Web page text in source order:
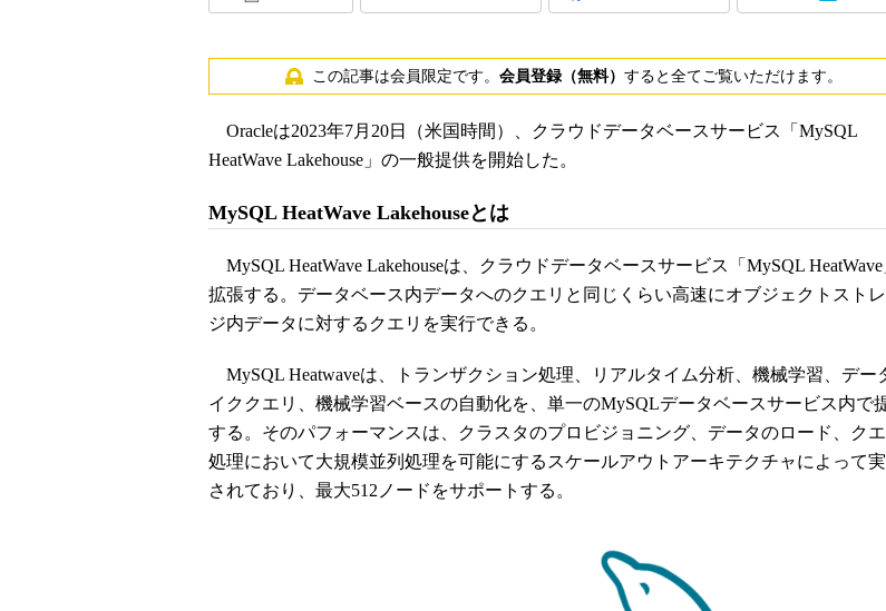
この記事は会員限定です。 会員登録（無料） すると全てご覧いただけます。
Oracleは2023年7月20日（米国時間）、クラウドデータベースサービス「MySQL
HeatWave Lakehouse」の一般提供を開始した。
MySQL HeatWave Lakehouseとは
MySQL HeatWave Lakehouseは、クラウドデータベースサービス「MySQL
拡張する。データベース内データへのクエリと同じくらい高速にオブジェクトスト
ジ内データに対するクエリを実行できる。
MySQL Heatwaveは、トランザクション処理、リアルタイム分析、機械学習、デー
イククエリ、機械学習ベースの自動化を、単一のMySQLデータベースサービス内で
する。そのパフォーマンスは、クラスタのプロビジョニング、データのロード、クエ
処理において大規模並列処理を可能にするスケールアウトアーキテクチャによって
されており、最大512ノードをサポートする。